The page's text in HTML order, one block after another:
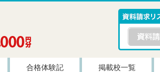
合格体験記 掲載校一覧